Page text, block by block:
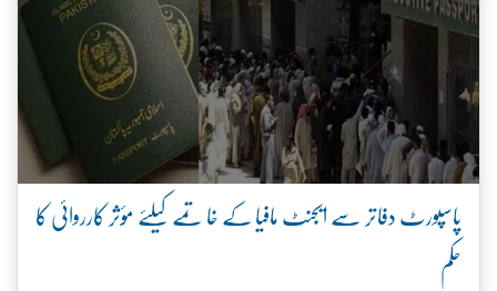
پاسپورٹ دفاتر سے ایجنٹ مافیا کے خاتمے کیلئے مؤثر کارروائی کا
حکم